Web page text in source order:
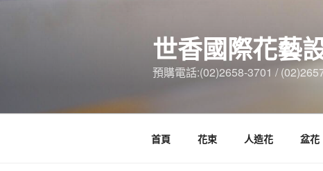
世香國際花藝
預購電話:(02)2658-3701 /
首頁 花束 人造花 盆花